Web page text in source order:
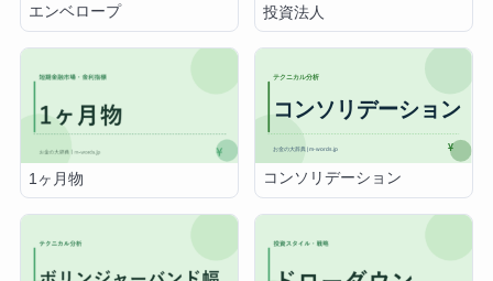
エンベロープ 投資法人
1ヶ月物 コンソリデーション